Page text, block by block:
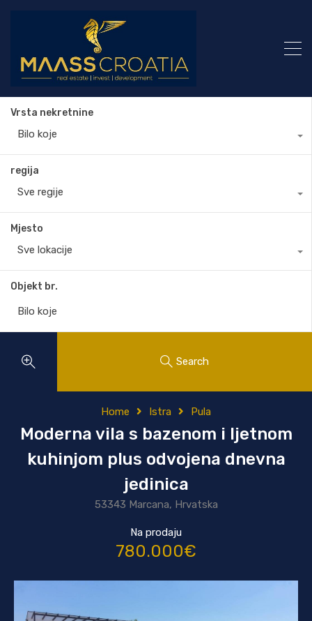
Vrsta nekretnine
Bilo koje
regija
Sve regije
Mjesto
Sve lokacije
Objekt br.
Search
Home Istra Pula
Moderna vila s bazenom i ljetnom
kuhinjom plus odvojena dnevna
jedinica
53343 Marcana, Hrvatska
Na prodaju
780.000€